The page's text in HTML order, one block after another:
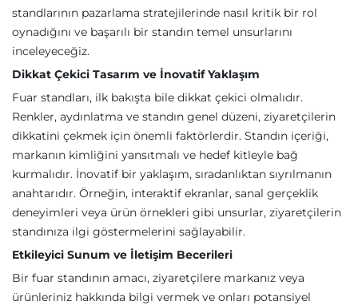
standlarının pazarlama stratejilerinde nasıl kritik bir rol
oynadığını ve başarılı bir standın temel unsurlarını
inceleyeceğiz.
Dikkat Çekici Tasarım ve İnovatif Yaklaşım
Fuar standları, ilk bakışta bile dikkat çekici olmalıdır.
Renkler, aydınlatma ve standın genel düzeni, ziyaretçilerin
dikkatini çekmek için önemli faktörlerdir. Standın içeriği,
markanın kimliğini yansıtmalı ve hedef kitleyle bağ
kurmalıdır. İnovatif bir yaklaşım, sıradanlıktan sıyrılmanın
anahtarıdır. Örneğin, interaktif ekranlar, sanal gerçeklik
deneyimleri veya ürün örnekleri gibi unsurlar, ziyaretçilerin
standınıza ilgi göstermelerini sağlayabilir.
Etkileyici Sunum ve İletişim Becerileri
Bir fuar standının amacı, ziyaretçilere markanız veya
ürünleriniz hakkında bilgi vermek ve onları potansiyel